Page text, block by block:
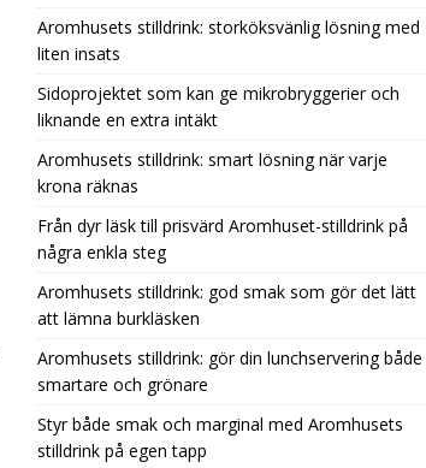
Aromhusets stilldrink: storköksvänlig lösning med
liten insats
Sidoprojektet som kan ge mikrobryggerier och
liknande en extra intäkt
Aromhusets stilldrink: smart lösning när varje
krona räknas
Från dyr läsk till prisvärd Aromhuset-stilldrink på
några enkla steg
Aromhusets stilldrink: god smak som gör det lätt
att lämna burkläsken
Aromhusets stilldrink: gör din lunchservering både
smartare och grönare
Styr både smak och marginal med Aromhusets
stilldrink på egen tapp